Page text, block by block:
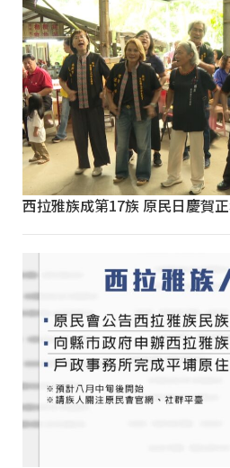
西拉雅族成第17族 原民日慶賀